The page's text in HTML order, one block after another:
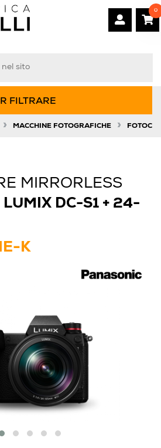
0
FILTRARE
» MACCHINE FOTOGRAFICHE »
MIRRORLESS
DC-S1 + 24-
K